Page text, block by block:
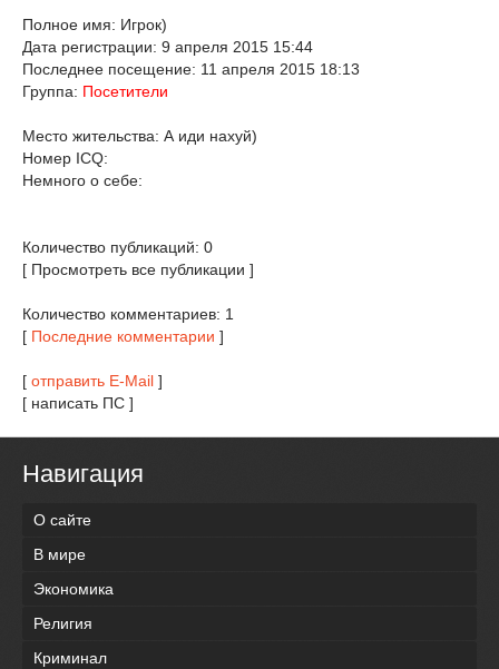
Полное имя: Игрок)
Дата регистрации: 9 апреля 2015 15:44
Последнее посещение: 11 апреля 2015 18:13
Группа: Посетители
Место жительства: А иди нахуй)
Номер ICQ:
Немного о себе:
Количество публикаций: 0
[ Просмотреть все публикации ]
Количество комментариев: 1
[ Последние комментарии ]
[ отправить E-Mail ]
[ написать ПС ]
Навигация
О сайте
В мире
Экономика
Религия
Криминал